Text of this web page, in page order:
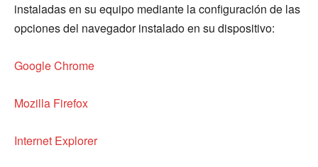
instaladas en su equipo mediante la configuración de las
opciones del navegador instalado en su dispositivo:
Google Chrome
Mozilla Firefox
Internet Explorer